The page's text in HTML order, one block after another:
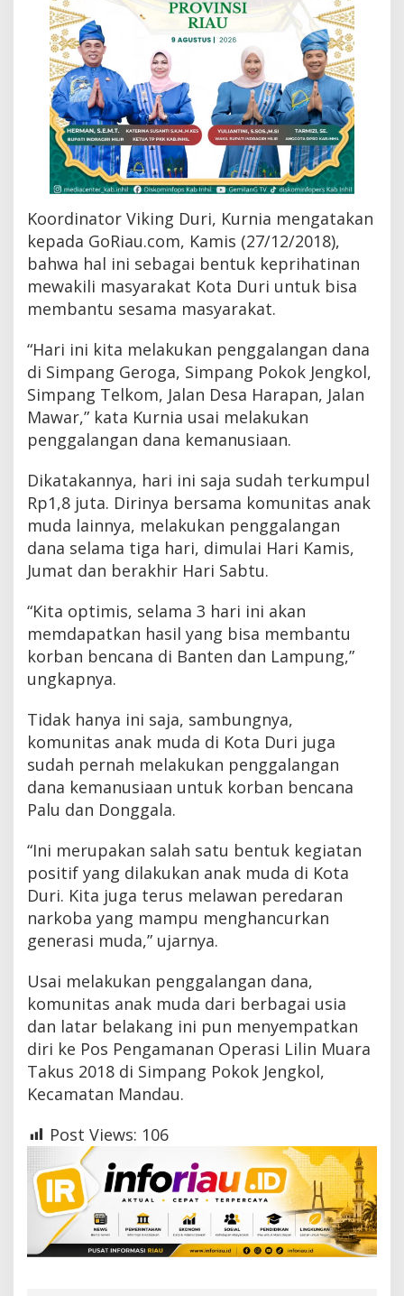
u
n
g
Koordinator Viking Duri, Kurnia mengatakan
kepada GoRiau.com, Kamis (27/12/2018),
bahwa hal ini sebagai bentuk keprihatinan
mewakili masyarakat Kota Duri untuk bisa
membantu sesama masyarakat.
“Hari ini kita melakukan penggalangan dana
di Simpang Geroga, Simpang Pokok Jengkol,
Simpang Telkom, Jalan Desa Harapan, Jalan
Mawar,” kata Kurnia usai melakukan
penggalangan dana kemanusiaan.
Dikatakannya, hari ini saja sudah terkumpul
Rp1,8 juta. Dirinya bersama komunitas anak
muda lainnya, melakukan penggalangan
dana selama tiga hari, dimulai Hari Kamis,
Jumat dan berakhir Hari Sabtu.
“Kita optimis, selama 3 hari ini akan
memdapatkan hasil yang bisa membantu
korban bencana di Banten dan Lampung,”
ungkapnya.
Tidak hanya ini saja, sambungnya,
komunitas anak muda di Kota Duri juga
sudah pernah melakukan penggalangan
dana kemanusiaan untuk korban bencana
Palu dan Donggala.
“Ini merupakan salah satu bentuk kegiatan
positif yang dilakukan anak muda di Kota
Duri. Kita juga terus melawan peredaran
narkoba yang mampu menghancurkan
generasi muda,” ujarnya.
Usai melakukan penggalangan dana,
komunitas anak muda dari berbagai usia
dan latar belakang ini pun menyempatkan
diri ke Pos Pengamanan Operasi Lilin Muara
Takus 2018 di Simpang Pokok Jengkol,
Kecamatan Mandau.
Post Views: 106